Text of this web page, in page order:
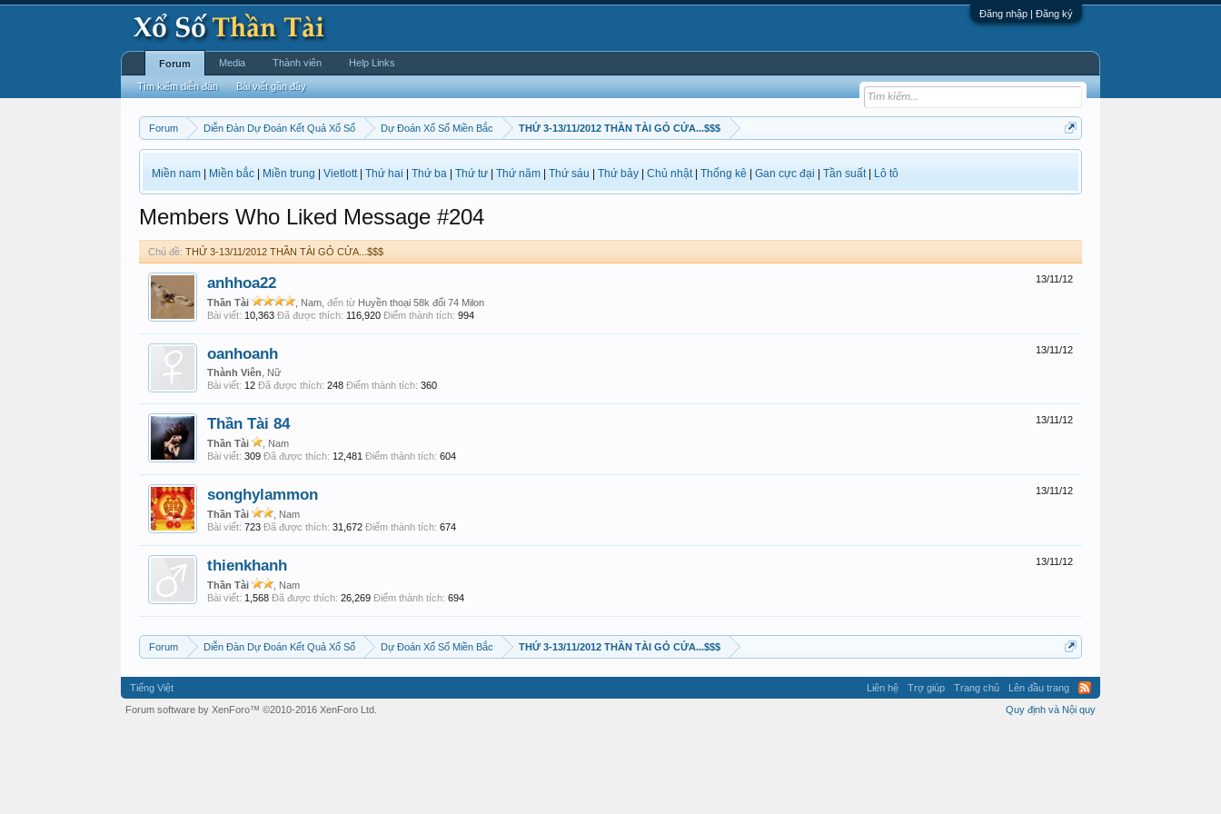
Đăng nhập | Đăng ký
Forum Diễn Đàn Dự Đoán Kết Quả Xổ Số Dự Đoán Xổ Số Miền Bắc THỨ 3-13/11/2012 THẦN TÀI GỎ CỬA...$$$
Miền nam Miền bắc Miền trung Vietlott| Thứ hai Thứ ba Thứ tư Thứ năm Thứ sáu Thứ bảy Chủ nhật| Thống kê Gan cực đại Tần suất| Lô tô
Members Who Liked Message #204
Chủ đề: THỨ 3-13/11/2012 THẦN TÀI GỎ CỬA...$$$
13/11/12
anhhoa22
Thần Tài , Nam, đến từ Huyền thoại 58k đổi 74 Milon
Bài viết: 10,363 Đã được thích: 116,920 Điểm thành tích: 994
13/11/12
oanhoanh
Thành Viên , Nữ
Bài viết: 12 Đã được thích: 248 Điểm thành tích: 360
13/11/12
Thần Tài 84
Thần Tài
, Nam
Bài viết: 309 Đã được thích: 12,481 Điểm thành tích: 604
13/11/12
songhylammon
Thần Tài
, Nam
Bài viết: 723 Đã được thích: 31,672 Điểm thành tích: 674
13/11/12
thienkhanh
Thần Tài
, Nam
Bài viết: 1,568 Đã được thích: 26,269 Điểm thành tích: 694
Forum Diễn Đàn Dự Đoán Kết Quả Xổ Số Dự Đoán Xổ Số Miền Bắc THỨ 3-13/11/2012 THẦN TÀI GỎ CỬA...$$$
Forum
Tìm kiếm diễn đàn Bài viết gần đây
Media Thành viên Help Links
Tiếng Việt Liên hệ Trợ giúp Trang chủ
Lên đầu trang
Quy định và Nội quy
Forum software by XenForo™ ©2010-2016 XenForo Ltd.